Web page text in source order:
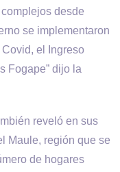
desde
se implementaron
el Ingreso
Fogape” dijo la
reveló en sus
Maule, región que se
de hogares